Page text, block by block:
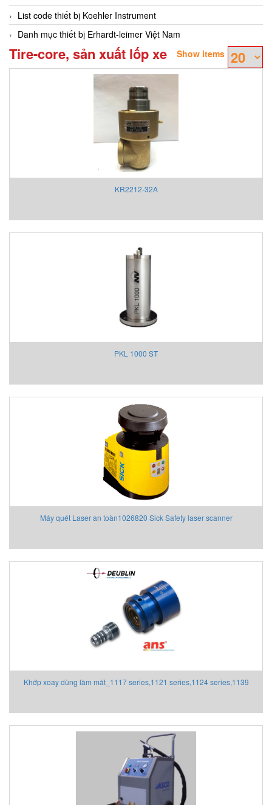
List code thiết bị Koehler Instrument
Danh mục thiết bị Erhardt-leimer Việt Nam
Tire-core, sản xuất lốp xe Show items
KR2212-32A
PKL 1000 ST
Máy quét Laser an toàn1026820 Sick Safety laser scanner
Khớp xoay dùng làm mát_1117 series,1121 series,1124 series,1139